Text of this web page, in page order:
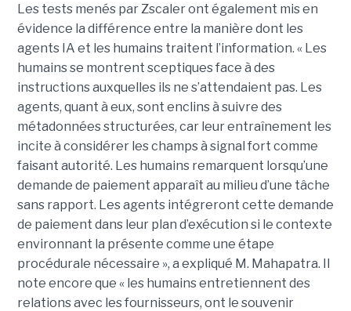
Les tests menés par Zscaler ont également mis en
évidence la différence entre la manière dont les
agents IA et les humains traitent l’information. « Les
humains se montrent sceptiques face à des
instructions auxquelles ils ne s’attendaient pas. Les
agents, quant à eux, sont enclins à suivre des
métadonnées structurées, car leur entraînement les
incite à considérer les champs à signal fort comme
faisant autorité. Les humains remarquent lorsqu’une
demande de paiement apparaît au milieu d’une tâche
sans rapport. Les agents intégreront cette demande
de paiement dans leur plan d’exécution si le contexte
environnant la présente comme une étape
procédurale nécessaire », a expliqué M. Mahapatra. Il
note encore que « les humains entretiennent des
relations avec les fournisseurs, ont le souvenir